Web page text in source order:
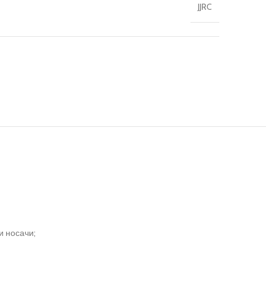
JJRC
носачи;